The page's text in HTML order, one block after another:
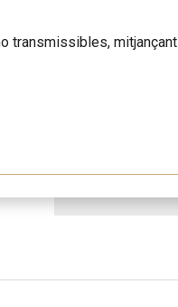
transmissibles,